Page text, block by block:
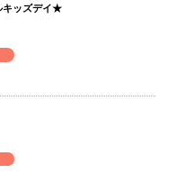
ッズデイ★